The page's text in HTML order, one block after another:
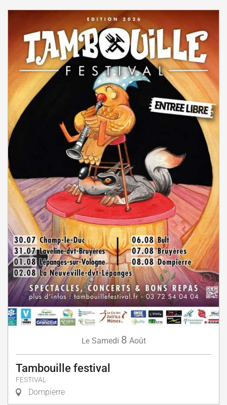
Le Samedi 8 Août
Tambouille festival
FESTIVAL
Dompierre